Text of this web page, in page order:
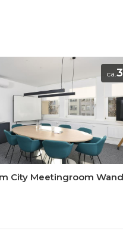
ca.
City Meetingroom